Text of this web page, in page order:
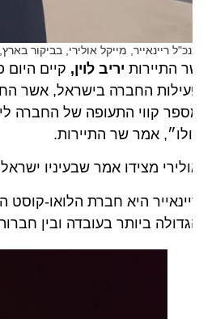
ריינאייר, מייקל אולירי, בביקור
התיירותיריב לוין,
החברה בישראל, אשר החלו
קווי התעופה של החברה
אמר שר התיירות.
מצידו אמר שבעיניו ישראל
ביותר בעובדה ובין חברות